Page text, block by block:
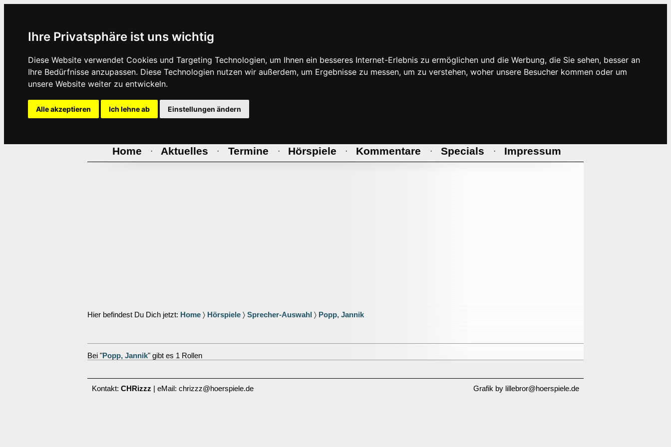
Ihre Privatsphäre ist uns wichtig
Diese Website verwendet Cookies und Targeting Technologien, um Ihnen ein besseres Internet-Erlebnis zu ermöglichen und die Werbung, die Sie sehen, besser an
Ihre Bedürfnisse anzupassen. Diese Technologien nutzen wir außerdem, um Ergebnisse zu messen, um zu verstehen, woher unsere Besucher kommen oder um
unsere Website weiter zu entwickeln.
Alle akzeptieren Ich lehne ab Einstellungen ändern
Home · Aktuelles · Termine · Hörspiele · Kommentare · Specials · Impressum
Hier befindest Du Dich jetzt: Home 〉 Hörspiele 〉 Sprecher-Auswahl 〉 Popp, Jannik
Bei "Popp, Jannik" gibt es 1 Rollen
Kontakt: CHRizzz | eMail: chrizzz@hoerspiele.de Grafik by lillebror@hoerspiele.de